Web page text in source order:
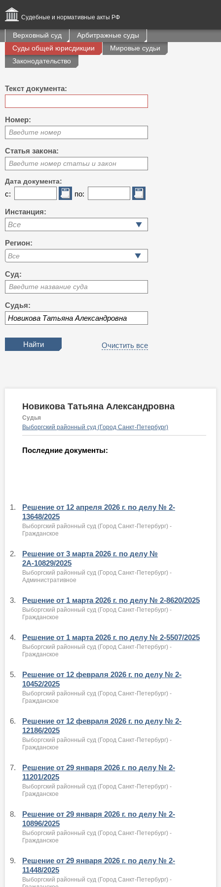
Судебные и нормативные акты РФ
Верховный суд
Арбитражные суды
Суды общей юрисдикции
Мировые судьи
Законодательство
Текст документа:
Номер:
Введите номер
Статья закона:
Введите номер статьи и закон
Дата документа:
с: по:
Инстанция:
Все
Регион:
Суд:
Введите название суда
Судья:
Очистить все
Новикова Татьяна Александровна
Судья
Выборгский районный суд (Город Санкт-Петербург)
Последние документы:
1.
Решение от 12 апреля 2026 г. по делу № 2-
13648/2025
Выборгский районный суд (Город Санкт-Петербург) -
Гражданское
2.
Решение от 3 марта 2026 г. по делу №
2А-10829/2025
Выборгский районный суд (Город Санкт-Петербург) -
Административное
3. Решение от 1 марта 2026 г. по делу № 2-8620/2025
Выборгский районный суд (Город Санкт-Петербург) -
Гражданское
4. Решение от 1 марта 2026 г. по делу № 2-5507/2025
Выборгский районный суд (Город Санкт-Петербург) -
Гражданское
5.
Решение от 12 февраля 2026 г. по делу № 2-
10452/2025
Выборгский районный суд (Город Санкт-Петербург) -
Гражданское
6.
Решение от 12 февраля 2026 г. по делу № 2-
12186/2025
Выборгский районный суд (Город Санкт-Петербург) -
Гражданское
7.
Решение от 29 января 2026 г. по делу № 2-
11201/2025
Выборгский районный суд (Город Санкт-Петербург) -
Гражданское
8.
Решение от 29 января 2026 г. по делу № 2-
10896/2025
Выборгский районный суд (Город Санкт-Петербург) -
Гражданское
9.
Решение от 29 января 2026 г. по делу № 2-
11448/2025
Выборгский районный суд (Город Санкт-Петербург) -